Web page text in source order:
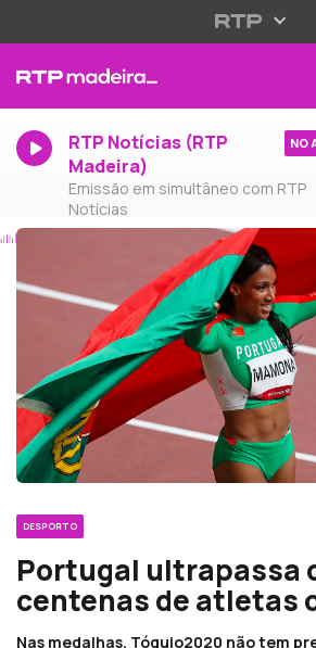
RTP Notícias (RTP
Madeira)
Emissão em simultâneo com RTP
Notícias
NO
DESPORTO
Portugal ultrapassa
centenas de atletas
Nas medalhas, Tóquio2020 não tem